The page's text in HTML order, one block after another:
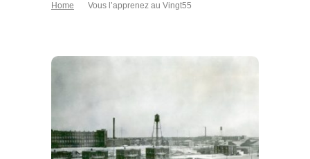
Home Vous l’apprenez au Vingt55